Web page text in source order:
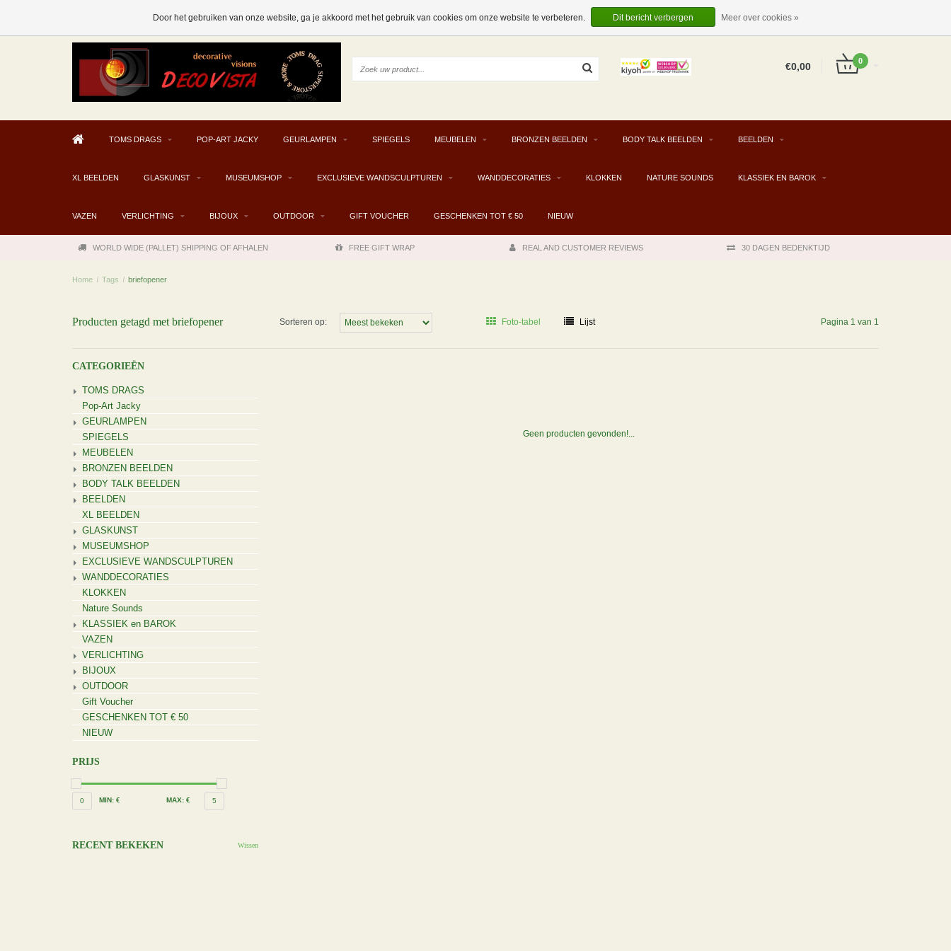
INLOGGEN
EUR
€0,00 0
TOMS DRAGS POP-ART JACKY GEURLAMPEN SPIEGELS MEUBELEN BRONZEN BEELDEN BODY TALK BEELDEN BEELDEN
XL BEELDEN GLASKUNST MUSEUMSHOP EXCLUSIEVE WANDSCULPTUREN WANDDECORATIES KLOKKEN NATURE SOUNDS KLASSIEK EN BAROK
VAZEN VERLICHTING BIJOUX OUTDOOR GIFT VOUCHER GESCHENKEN TOT € 50 NIEUW
WORLD WIDE (PALLET) SHIPPING OF AFHALEN FREE GIFT WRAP REAL AND CUSTOMER REVIEWS 30 DAGEN BEDENKTIJD
Home / Tags / briefopener
Producten getagd met briefopener Sorteren op: Foto-tabel Lijst Pagina 1 van 1
CATEGORIEËN
TOMS DRAGS
Pop-Art Jacky
GEURLAMPEN
SPIEGELS
MEUBELEN
BRONZEN BEELDEN
BODY TALK BEELDEN
BEELDEN
XL BEELDEN
GLASKUNST
MUSEUMSHOP
EXCLUSIEVE WANDSCULPTUREN
WANDDECORATIES
KLOKKEN
Nature Sounds
KLASSIEK en BAROK
VAZEN
VERLICHTING
BIJOUX
OUTDOOR
Gift Voucher
GESCHENKEN TOT € 50
NIEUW
PRIJS
0 MIN: € MAX: € 5
RECENT BEKEKEN Wissen
Geen producten gevonden!...
Door het gebruiken van onze website, ga je akkoord met het gebruik van cookies om onze website te verbeteren. Dit bericht verbergen Meer over cookies »